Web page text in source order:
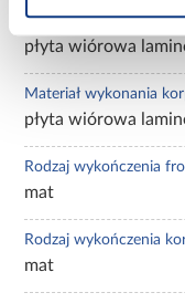
Materiał wykonania
płyta wiórowa
Materiał wykonania
płyta wiórowa
Rodzaj wykończenia
mat
Rodzaj wykończenia
mat